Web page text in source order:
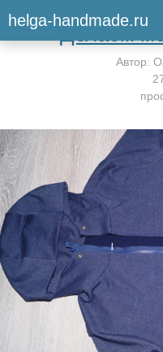
helga-handmade.ru
Вернуться
Делаем
Автор: